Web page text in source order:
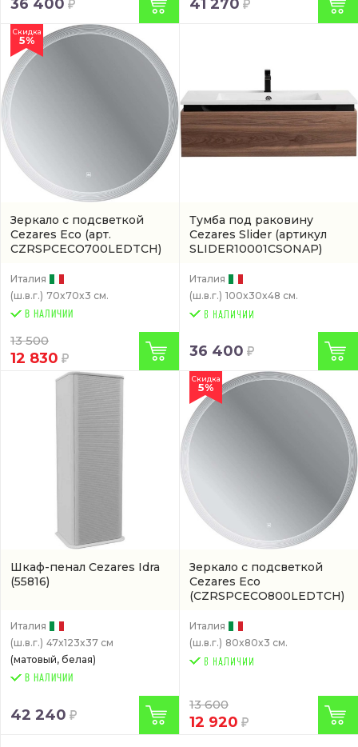
36 400 41 270
Зеркало с подсветкой
Cezares Eco (арт.
CZRSPCECO700LEDTCH)
Скидка
5%
Италия
(ш.в.г.) 70x70x3 см.
В НАЛИЧИИ
13 500
12 830
Тумба под раковину
Cezares Slider (артикул
SLIDER10001CSONAP)
Италия
(ш.в.г.) 100x30x48 см.
36 400
Шкаф-пенал Cezares Idra
(55816)
Италия
(ш.в.г.) 47x123x37 см
(матовый, белая)
В НАЛИЧИИ
42 240
Зеркало с подсветкой
Cezares Eco
(CZRSPCECO800LEDTCH)
Скидка
5%
Италия
(ш.в.г.) 80x80x3 см.
13 600
12 920